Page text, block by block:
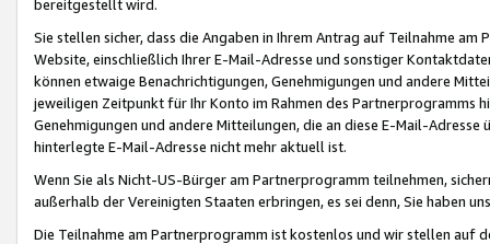
bereitgestellt wird.
Sie stellen sicher, dass die Angaben in Ihrem Antrag auf Teilnahme
Website, einschließlich Ihrer E-Mail-Adresse und sonstiger
können etwaige Benachrichtigungen, Genehmigungen und andere
jeweiligen Zeitpunkt für Ihr Konto im Rahmen des Partnerprogramms
Genehmigungen und andere Mitteilungen, die an diese E-Mail-
hinterlegte E-Mail-Adresse nicht mehr aktuell ist.
Wenn Sie als Nicht-US-Bürger am Partnerprogramm teilnehmen,
außerhalb der Vereinigten Staaten erbringen, es sei denn, Sie haben
Die Teilnahme am Partnerprogramm ist kostenlos und wir stellen auf